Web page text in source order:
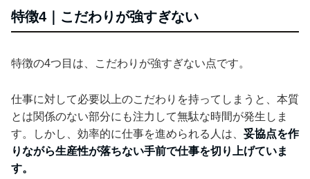
特徴4｜こだわりが強すぎない
特徴の4つ目は、こだわりが強すぎない点です。
仕事に対して必要以上のこだわりを持ってしまうと、本質
とは関係のない部分にも注力して無駄な時間が発生しま
す。しかし、効率的に仕事を進められる人は、 妥協点を作
りながら生産性が落ちない手前で仕事を切り上げていま
す。